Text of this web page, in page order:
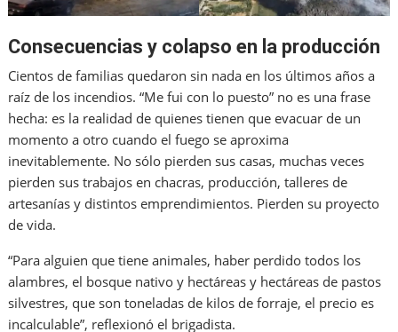
Consecuencias y colapso en la producción
Cientos de familias quedaron sin nada en los últimos años a
raíz de los incendios. “Me fui con lo puesto” no es una frase
hecha: es la realidad de quienes tienen que evacuar de un
momento a otro cuando el fuego se aproxima
inevitablemente. No sólo pierden sus casas, muchas veces
pierden sus trabajos en chacras, producción, talleres de
artesanías y distintos emprendimientos. Pierden su proyecto
de vida.
“Para alguien que tiene animales, haber perdido todos los
alambres, el bosque nativo y hectáreas y hectáreas de pastos
silvestres, que son toneladas de kilos de forraje, el precio es
incalculable”, reflexionó el brigadista.